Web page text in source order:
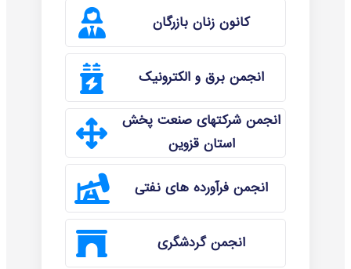
کانون زنان بازرگان
انجمن برق و الکترونیک
انجمن شرکتهای صنعت پخش
استان قزوین
انجمن فرآورده های نفتی
انجمن گردشگری